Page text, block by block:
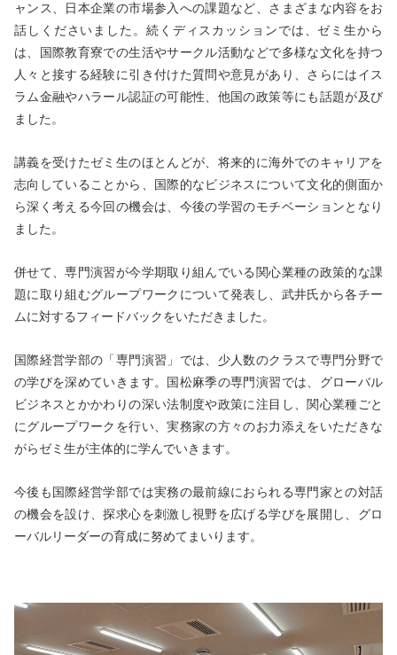
ャンス、日本企業の市場参入への課題など、さまざまな内容をお
話しくださいました。続くディスカッションでは、ゼミ生から
は、国際教育寮での生活やサークル活動などで多様な文化を持つ
人々と接する経験に引き付けた質問や意見があり、さらにはイス
ラム金融やハラール認証の可能性、他国の政策等にも話題が及び
ました。
講義を受けたゼミ生のほとんどが、将来的に海外でのキャリアを
志向していることから、国際的なビジネスについて文化的側面か
ら深く考える今回の機会は、今後の学習のモチベーションとなり
ました。
併せて、専門演習が今学期取り組んでいる関心業種の政策的な課
題に取り組むグループワークについて発表し、武井氏から各チー
ムに対するフィードバックをいただきました。
国際経営学部の「専門演習」では、少人数のクラスで専門分野で
の学びを深めていきます。国松麻季の専門演習では、グローバル
ビジネスとかかわりの深い法制度や政策に注目し、関心業種ごと
にグループワークを行い、実務家の方々のお力添えをいただきな
がらゼミ生が主体的に学んでいきます。
今後も国際経営学部では実務の最前線におられる専門家との対話
の機会を設け、探求心を刺激し視野を広げる学びを展開し、グロ
ーバルリーダーの育成に努めてまいります。